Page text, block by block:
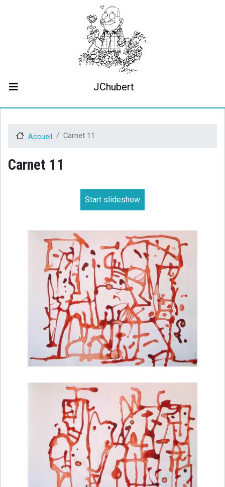
Aller
au
contenu
principal
JChubert
Biographie
ContactAccueil Carnet 11
Carnet 11
Start slideshow